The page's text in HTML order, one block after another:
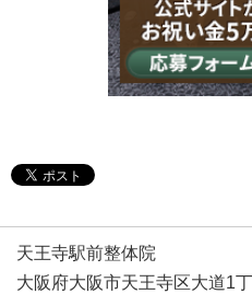
天王寺駅前整体院
大阪府大阪市天王寺区大道1